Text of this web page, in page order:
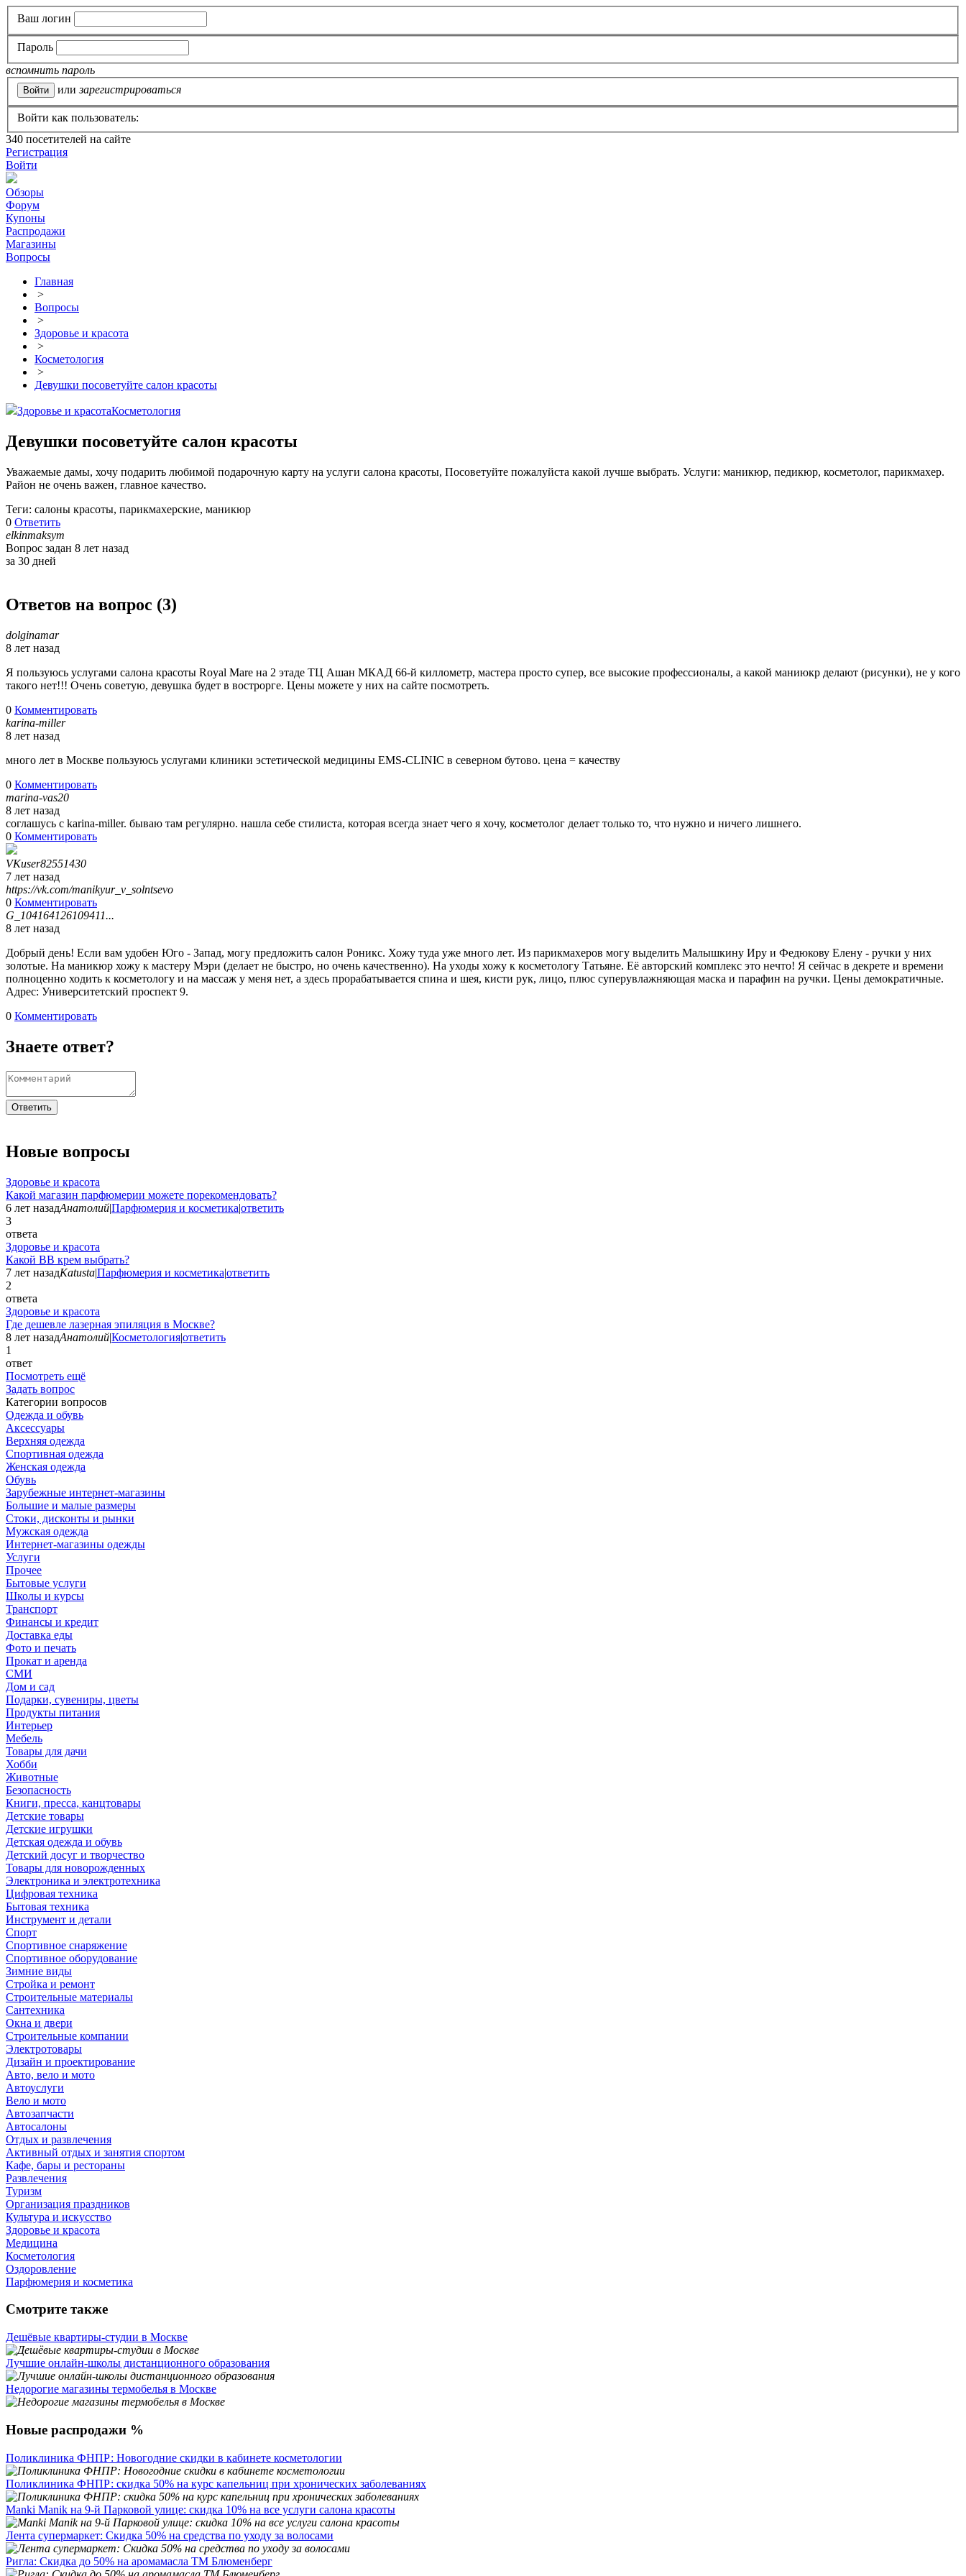
Ваш логин
Пароль
вспомнить пароль
или зарегистрироваться
Войти как пользователь:
340 посетителей на сайте
Регистрация
Войти
Обзоры
Форум
Купоны
Распродажи
Магазины
Вопросы
Главная
>
Вопросы
>
Здоровье и красота
>
Косметология
>
Девушки посоветуйте салон красоты
Здоровье и красотаКосметология
Девушки посоветуйте салон красоты
Уважаемые дамы, хочу подарить любимой подарочную карту на услуги салона красоты, Посоветуйте пожалуйста какой лучше выбрать. Услуги: маникюр, педикюр, косметолог, парикмахер.
Район не очень важен, главное качество.
Теги: салоны красоты, парикмахерские, маникюр
0 Ответить
elkinmaksym
Вопрос задан 8 лет назад
за 30 дней
Ответов на вопрос (3)
dolginamar
8 лет назад
Я пользуюсь услугами салона красоты Royal Mare на 2 этаде ТЦ Ашан МКАД 66-й киллометр, мастера просто супер, все высокие профессионалы, а какой маниюкр делают (рисунки), не у кого
такого нет!!! Очень советую, девушка будет в вострорге. Цены можете у них на сайте посмотреть.
0 Комментировать
karina-miller
8 лет назад
много лет в Москве пользуюсь услугами клиники эстетической медицины EMS-CLINIC в северном бутово. цена = качеству
0 Комментировать
marina-vas20
8 лет назад
соглашусь с karina-miller. бываю там регулярно. нашла себе стилиста, которая всегда знает чего я хочу, косметолог делает только то, что нужно и ничего лишнего.
0 Комментировать
VKuser82551430
7 лет назад
https://vk.com/manikyur_v_solntsevo
0 Комментировать
G_104164126109411...
8 лет назад
Добрый день! Если вам удобен Юго - Запад, могу предложить салон Роникс. Хожу туда уже много лет. Из парикмахеров могу выделить Малышкину Иру и Федюкову Елену - ручки у них
золотые. На маникюр хожу к мастеру Мэри (делает не быстро, но очень качественно). На уходы хожу к косметологу Татьяне. Её авторский комплекс это нечто! Я сейчас в декрете и времени
полноценно ходить к косметологу и на массаж у меня нет, а здесь прорабатывается спина и шея, кисти рук, лицо, плюс суперувлажняющая маска и парафин на ручки. Цены демократичные.
Адрес: Университетский проспект 9.
0 Комментировать
Знаете ответ?
Ответить
Новые вопросы
Здоровье и красота
Какой магазин парфюмерии можете порекомендовать?
6 лет назадАнатолий|Парфюмерия и косметика|ответить
3
ответа
Здоровье и красота
Какой ВВ крем выбрать?
7 лет назадKatusta|Парфюмерия и косметика|ответить
2
ответа
Здоровье и красота
Где дешевле лазерная эпиляция в Москве?
8 лет назадАнатолий|Косметология|ответить
1
ответ
Посмотреть ещё
Задать вопрос
Категории вопросов
Одежда и обувь
Аксессуары
Верхняя одежда
Спортивная одежда
Женская одежда
Обувь
Зарубежные интернет-магазины
Большие и малые размеры
Стоки, дисконты и рынки
Мужская одежда
Интернет-магазины одежды
Услуги
Прочее
Бытовые услуги
Школы и курсы
Транспорт
Финансы и кредит
Доставка еды
Фото и печать
Прокат и аренда
СМИ
Дом и сад
Подарки, сувениры, цветы
Продукты питания
Интерьер
Мебель
Товары для дачи
Хобби
Животные
Безопасность
Книги, пресса, канцтовары
Детские товары
Детские игрушки
Детская одежда и обувь
Детский досуг и творчество
Товары для новорожденных
Электроника и электротехника
Цифровая техника
Бытовая техника
Инструмент и детали
Спорт
Спортивное снаряжение
Спортивное оборудование
Зимние виды
Стройка и ремонт
Строительные материалы
Сантехника
Окна и двери
Строительные компании
Электротовары
Дизайн и проектирование
Авто, вело и мото
Автоуслуги
Вело и мото
Автозапчасти
Автосалоны
Отдых и развлечения
Активный отдых и занятия спортом
Кафе, бары и рестораны
Развлечения
Туризм
Организация праздников
Культура и искусство
Здоровье и красота
Медицина
Косметология
Оздоровление
Парфюмерия и косметика
Смотрите также
Дешёвые квартиры-студии в Москве
Лучшие онлайн-школы дистанционного образования
Недорогие магазины термобелья в Москве
Новые распродажи %
Поликлиника ФНПР: Новогодние скидки в кабинете косметологии
Поликлиника ФНПР: скидка 50% на курс капельниц при хронических заболеваниях
Manki Manik на 9-й Парковой улице: скидка 10% на все услуги салона красоты
Лента супермаркет: Скидка 50% на средства по уходу за волосами
Ригла: Скидка до 50% на аромамасла ТМ Блюменберг